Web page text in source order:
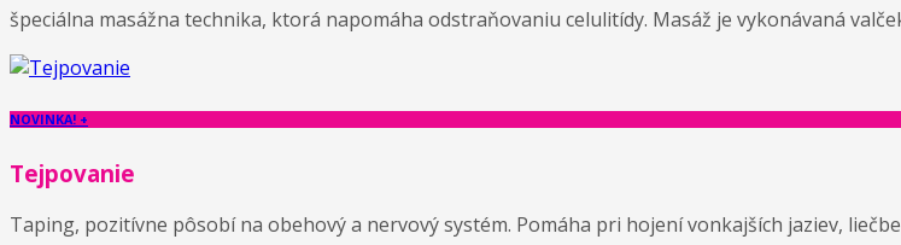
špeciálna masážna technika, ktorá napomáha odstraňovaniu celulitídy. Masáž je vykonávaná
NOVINKA! +
Tejpovanie
Taping, pozitívne pôsobí na obehový a nervový systém. Pomáha pri hojení vonkajších jaziev,